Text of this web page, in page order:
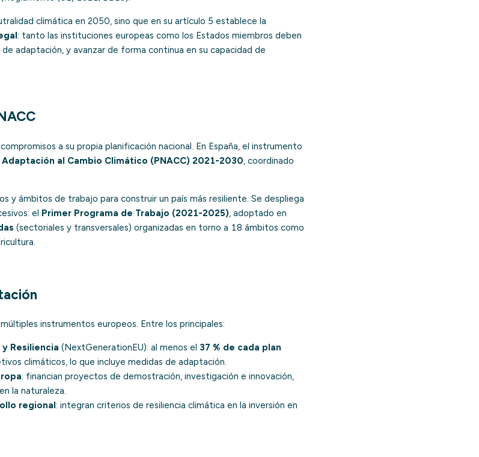
climática en 2050, sino que en su artículo 5 establece la
: tanto las instituciones europeas como los Estados miembros deben
adaptación, y avanzar de forma continua en su capacidad de
a su propia planificación nacional. En España, el instrumento
Adaptación al Cambio Climático (PNACC) 2021-2030, coordinado
y ámbitos de trabajo para construir un país más resiliente. Se despliega
el Primer Programa de Trabajo (2021-2025), adoptado en
(sectoriales y transversales) organizadas en torno a 18 ámbitos como
instrumentos europeos. Entre los principales:
Resiliencia (NextGenerationEU): al menos el 37 % de cada plan
climáticos, lo que incluye medidas de adaptación.
: financian proyectos de demostración, investigación e innovación,
la naturaleza.
regional : integran criterios de resiliencia climática en la inversión en